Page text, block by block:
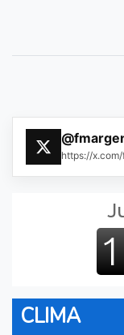
https://
CLIMA